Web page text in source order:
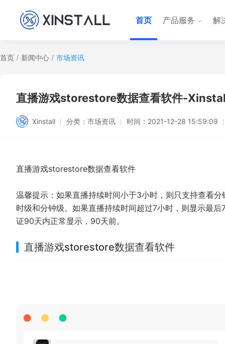
首页 产品服务 解
首页 / 新闻中心 / 市场资讯
直播游戏storestore数据查看软件-
Xinstall 分类： 市场资讯 时间： 2021-12-28 15:59:09
直播游戏storestore数据查看软件
温馨提示：如果直播持续时间小于3小时，则只支持查看
时级和分钟级。如果直播持续时间超过7小时，则显示最
证90天内正常显示，90天前。
直播游戏storestore数据查看软件